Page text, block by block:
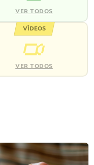
VER TODOS
VÍDEOS
VER TODOS